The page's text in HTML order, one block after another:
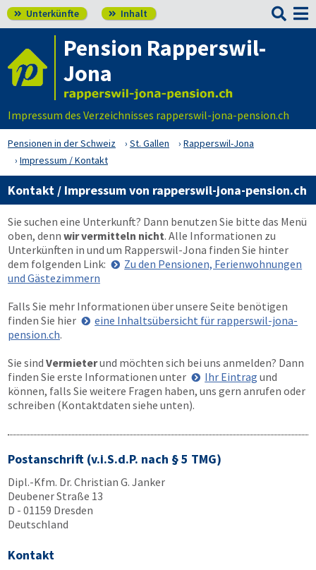
 Unterkünfte  Inhalt 
Pension Rapperswil-
Jona
Impressum des Verzeichnisses rapperswil-jona-pension.ch
Pensionen in der Schweiz St. Gallen
Rapperswil-Jona
Impressum / Kontakt
Kontakt / Impressum von rapperswil-jona-pension.ch
Sie suchen eine Unterkunft? Dann benutzen Sie bitte das Menü
oben, denn wir vermitteln nicht. Alle Informationen zu
Unterkünften in und um Rapperswil-Jona finden Sie hinter
dem folgenden Link:
Zu den Pensionen, Ferienwohnungen
und Gästezimmern
Falls Sie mehr Informationen über unsere Seite benötigen
finden Sie hier
eine Inhaltsübersicht für rapperswil-jona-
pension.ch.
Sie sind Vermieterund möchten sich bei uns anmelden? Dann
finden Sie erste Informationen unter
Ihr Eintrag und
können, falls Sie weitere Fragen haben, uns gern anrufen oder
schreiben (Kontaktdaten siehe unten).
Postanschrift (v.i.S.d.P. nach § 5 TMG)
Dipl.-Kfm. Dr. Christian G. Janker
Deubener Straße 13
D - 01159 Dresden
Deutschland
Kontakt